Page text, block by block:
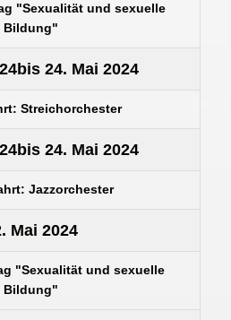
"Sexualität und sexuelle
Bildung"
bis 24. Mai 2024
Streichorchester
bis 24. Mai 2024
Jazzorchester
Mai 2024
"Sexualität und sexuelle
Bildung"